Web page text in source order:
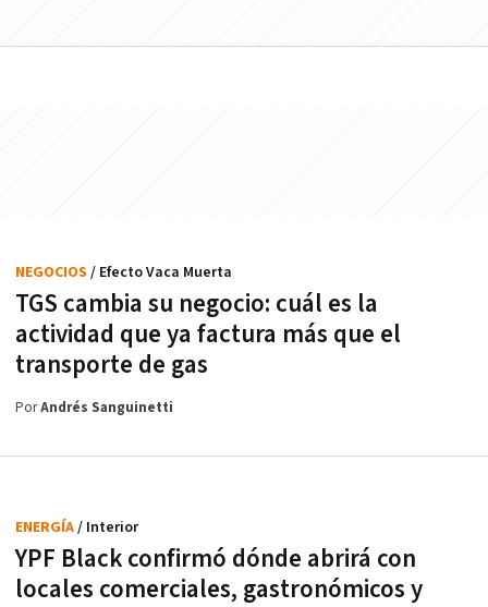
TGS cambia su negocio: cuál es la
actividad que ya factura más que el
transporte de gas
NEGOCIOS / Efecto Vaca Muerta
PorAndrés Sanguinetti
YPF Black confirmó dónde abrirá con
locales comerciales, gastronómicos y
ENERGÍA/ Interior